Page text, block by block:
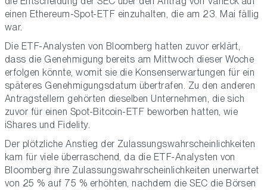
einen Ethereum-Spot-ETF einzuhalten, die am 23. Mai fällig
war.
Die ETF-Analysten von Bloomberg hatten zuvor erklärt,
dass die Genehmigung bereits am Mittwoch dieser Woche
erfolgen könnte, womit sie die Konsenserwartungen für ein
späteres Genehmigungsdatum übertrafen. Zu den anderen
Antragstellern gehörten dieselben Unternehmen, die sich
zuvor für einen Spot-Bitcoin-ETF beworben hatten, wie
iShares und Fidelity.
Der plötzliche Anstieg der Zulassungswahrscheinlichkeiten
kam für viele überraschend, da die ETF-Analysten von
Bloomberg ihre Zulassungswahrscheinlichkeiten unerwartet
von 25 % auf 75 % erhöhten, nachdem die SEC die Börsen